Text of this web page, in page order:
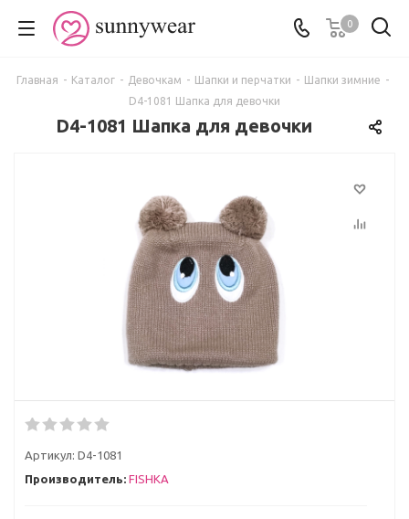
0
Главная - Каталог - Девочкам - Шапки и перчатки - Шапки зимние -
D4-1081 Шапка для девочки
D4-1081 Шапка для девочки
Артикул: D4-1081
Производитель: FISHKA